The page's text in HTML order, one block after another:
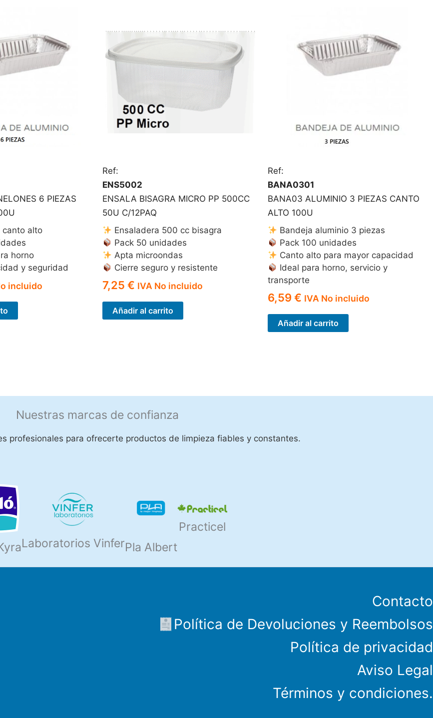
6 PIEZAS
canto alto
horno
y seguridad
incluido
Ref:
ENS5002
ENSALA BISAGRA MICRO PP 500CC
50U C/12PAQ
Ensaladera 500 cc bisagra
Pack 50 unidades
Apta microondas
Cierre seguro y resistente
7,25 € IVA No incluido
Añadir al carrito
Ref:
BANA0301
BANA03 ALUMINIO 3 PIEZAS CANTO
ALTO 100U
Bandeja aluminio 3 piezas
Pack 100 unidades
Canto alto para mayor capacidad
Ideal para horno, servicio y
transporte
6,59 € IVA No incluido
Añadir al carrito
Nuestras marcas de confianza
profesionales para ofrecerte productos de limpieza fiables y constantes.
Laboratorios VinferPla Albert
Practicel
Contacto
Política de Devoluciones y Reembolsos
Política de privacidad
Aviso Legal
Términos y condiciones.